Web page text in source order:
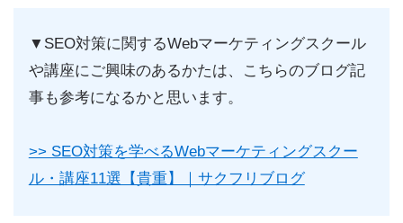
▼SEO対策に関するWebマーケティングスクール
や講座にご興味のあるかたは、こちらのブログ記
事も参考になるかと思います。
>> SEO対策を学べるWebマーケティングスクー
ル・講座11選【貴重】｜サクフリブログ